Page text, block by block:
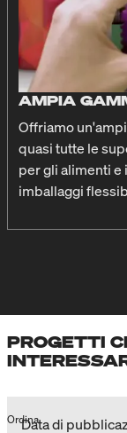
AMPIA
Offriamo
quasi tutte le
per gli alimenti e
imballaggi
PROGETTI
Ordina